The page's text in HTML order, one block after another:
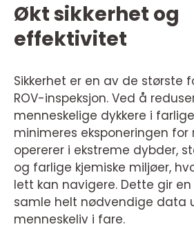
Økt sikkerhet og
effektivitet
Sikkerhet er en av de største
ROV-inspeksjon. Ved å
menneskelige dykkere i
minimeres eksponeringen for
opererer i ekstreme dybder,
og farlige kjemiske miljøer,
lett kan navigere. Dette gir
samle helt nødvendige data
menneskeliv i fare.